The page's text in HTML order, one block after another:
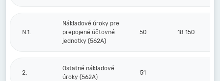
N.1.
Nákladové úroky pre
prepojené účtovné
jednotky (562A)
50 18 150
2.
Ostatné nákladové
úroky (562A)
51